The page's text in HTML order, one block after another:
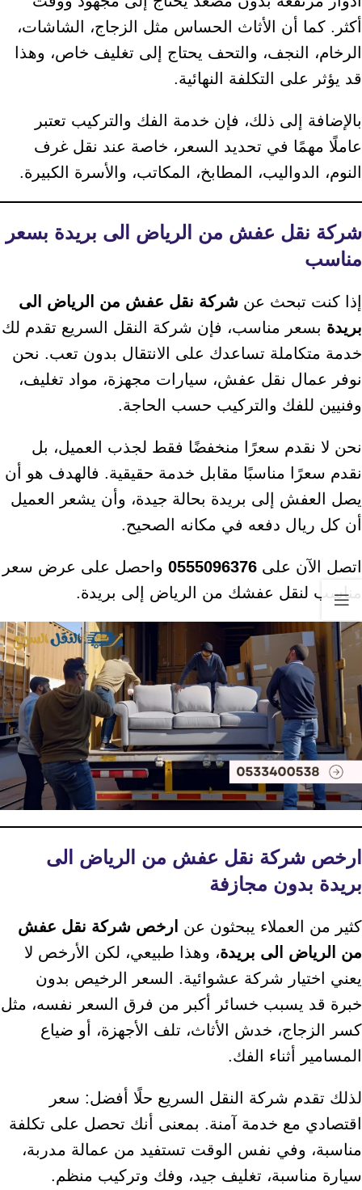
أكثر. كما أن الأثاث الحساس مثل الزجاج، الشاشات،
الرخام، النجف، والتحف يحتاج إلى تغليف خاص، وهذا
قد يؤثر على التكلفة النهائية.
بالإضافة إلى ذلك، فإن خدمة الفك والتركيب تعتبر
عاملًا مهمًا في تحديد السعر، خاصة عند نقل غرف
النوم، الدواليب، المطابخ، المكاتب، والأسرة الكبيرة.
شركة نقل عفش من الرياض الى بريدة بسعر
مناسب
إذا كنت تبحث عن شركة نقل عفش من الرياض الى
بريدة بسعر مناسب، فإن شركة النقل السريع تقدم لك
خدمة متكاملة تساعدك على الانتقال بدون تعب. نحن
نوفر عمال نقل عفش، سيارات مجهزة، مواد تغليف،
وفنيين للفك والتركيب حسب الحاجة.
نحن لا نقدم سعرًا منخفضًا فقط لجذب العميل، بل
نقدم سعرًا مناسبًا مقابل خدمة حقيقية. فالهدف هو أن
يصل العفش إلى بريدة بحالة جيدة، وأن يشعر العميل
أن كل ريال دفعه في مكانه الصحيح.
اتصل الآن على 0555096376 واحصل على عرض سعر
مناسب لنقل عفشك من الرياض إلى بريدة.
ارخص شركة نقل عفش من الرياض الى
بريدة بدون مجازفة
كثير من العملاء يبحثون عن ارخص شركة نقل عفش
من الرياض الى بريدة، وهذا طبيعي، لكن الأرخص لا
يعني اختيار شركة عشوائية. السعر الرخيص بدون
خبرة قد يسبب خسائر أكبر من فرق السعر نفسه، مثل
كسر الزجاج، خدش الأثاث، تلف الأجهزة، أو ضياع
المسامير أثناء الفك.
لذلك تقدم شركة النقل السريع حلًا أفضل: سعر
اقتصادي مع خدمة آمنة. بمعنى أنك تحصل على تكلفة
مناسبة، وفي نفس الوقت تستفيد من عمالة مدربة،
سيارة مناسبة، تغليف جيد، وفك وتركيب منظم.